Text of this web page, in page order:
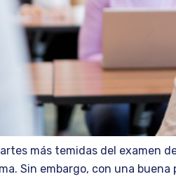
más temidas del examen
Sin embargo, con una